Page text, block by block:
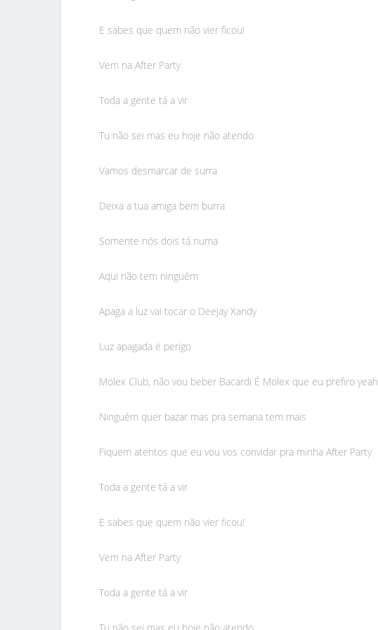
E sabes que quem não vier ficou!
Vem na After Party
Toda a gente tá a vir
Tu não sei mas eu hoje não atendo
Vamos desmarcar de surra
Deixa a tua amiga bem burra
Somente nós dois tá numa
Aqui não tem ninguém
Apaga a luz vai tocar o Deejay Xandy
Luz apagada é perigo
Molex Club, não vou beber Bacardi É Molex que eu prefiro yeah
Ninguém quer bazar mas pra semana tem mais
Fiquem atentos que eu vou vos convidar pra minha After Party
Toda a gente tá a vir
E sabes que quem não vier ficou!
Vem na After Party
Toda a gente tá a vir